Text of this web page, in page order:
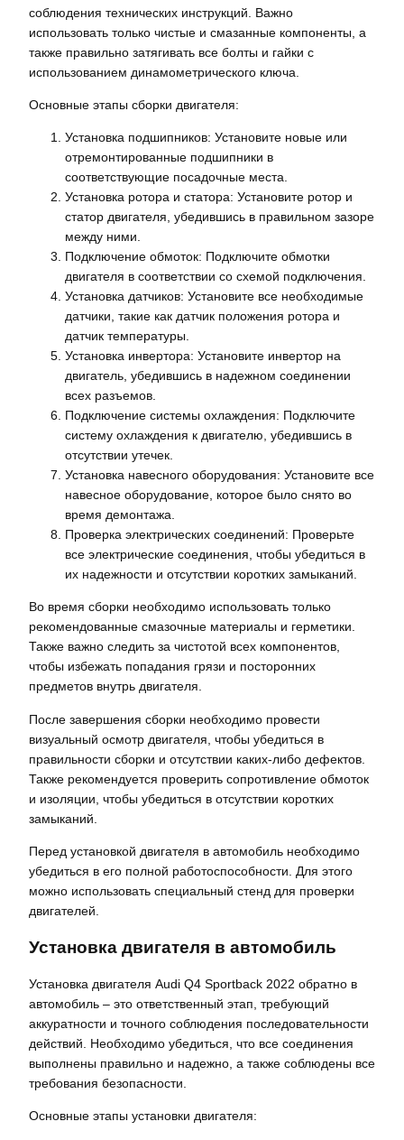
соблюдения технических инструкций. Важно
использовать только чистые и смазанные компоненты, а
также правильно затягивать все болты и гайки с
использованием динамометрического ключа.
Основные этапы сборки двигателя:
Установка подшипников: Установите новые или
отремонтированные подшипники в
соответствующие посадочные места.
Установка ротора и статора: Установите ротор и
статор двигателя, убедившись в правильном зазоре
между ними.
Подключение обмоток: Подключите обмотки
двигателя в соответствии со схемой подключения.
Установка датчиков: Установите все необходимые
датчики, такие как датчик положения ротора и
датчик температуры.
Установка инвертора: Установите инвертор на
двигатель, убедившись в надежном соединении
всех разъемов.
Подключение системы охлаждения: Подключите
систему охлаждения к двигателю, убедившись в
отсутствии утечек.
Установка навесного оборудования: Установите все
навесное оборудование, которое было снято во
время демонтажа.
Проверка электрических соединений: Проверьте
все электрические соединения, чтобы убедиться в
их надежности и отсутствии коротких замыканий.
Во время сборки необходимо использовать только
рекомендованные смазочные материалы и герметики.
Также важно следить за чистотой всех компонентов,
чтобы избежать попадания грязи и посторонних
предметов внутрь двигателя.
После завершения сборки необходимо провести
визуальный осмотр двигателя, чтобы убедиться в
правильности сборки и отсутствии каких-либо дефектов.
Также рекомендуется проверить сопротивление обмоток
и изоляции, чтобы убедиться в отсутствии коротких
замыканий.
Перед установкой двигателя в автомобиль необходимо
убедиться в его полной работоспособности. Для этого
можно использовать специальный стенд для проверки
двигателей.
Установка двигателя в автомобиль
Установка двигателя Audi Q4 Sportback 2022 обратно в
автомобиль – это ответственный этап, требующий
аккуратности и точного соблюдения последовательности
действий. Необходимо убедиться, что все соединения
выполнены правильно и надежно, а также соблюдены все
требования безопасности.
Основные этапы установки двигателя: